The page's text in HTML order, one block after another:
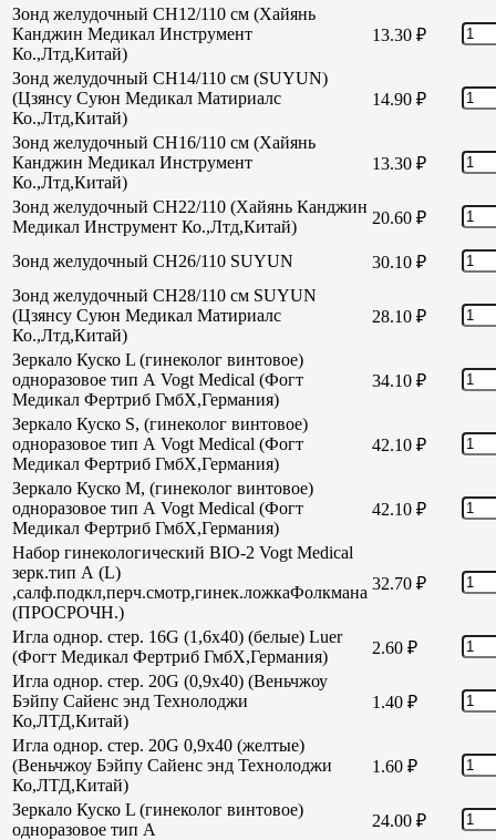
Зонд желудочный CH12/110 см (Хайянь
Канджин Медикал Инструмент
Ко.,Лтд,Китай)
13.30 ₽
Зонд желудочный CH14/110 см (SUYUN)
(Цзянсу Суюн Медикал Матириалс
Ко.,Лтд,Китай)
14.90 ₽
Зонд желудочный CH16/110 см (Хайянь
Канджин Медикал Инструмент
Ко.,Лтд,Китай)
13.30 ₽
Зонд желудочный СН22/110 (Хайянь Канджин
Медикал Инструмент Ко.,Лтд,Китай)
20.60 ₽
Зонд желудочный СН26/110 SUYUN 30.10 ₽
Зонд желудочный СН28/110 см SUYUN
(Цзянсу Суюн Медикал Матириалс
Ко.,Лтд,Китай)
28.10 ₽
Зеркало Куско L (гинеколог винтовое)
одноразовое тип А Vogt Medical (Фогт
Медикал Фертриб ГмбХ,Германия)
34.10 ₽
Зеркало Куско S, (гинеколог винтовое)
одноразовое тип А Vogt Medical (Фогт
Медикал Фертриб ГмбХ,Германия)
42.10 ₽
Зеркало Куско М, (гинеколог винтовое)
одноразовое тип А Vogt Medical (Фогт
Медикал Фертриб ГмбХ,Германия)
42.10 ₽
Набор гинекологический BIO-2 Vogt Medical
зерк.тип А (L)
,салф.подкл,перч.смотр,гинек.ложкаФолкмана
(ПРОСРОЧН.)
32.70 ₽
Игла однор. стер. 16G (1,6х40) (белые) Luer
(Фогт Медикал Фертриб ГмбХ,Германия)
2.60 ₽
Игла однор. стер. 20G (0,9х40) (Веньчжоу
Бэйпу Сайенс энд Технолоджи
Ко,ЛТД,Китай)
1.40 ₽
Игла однор. стер. 20G 0,9х40 (желтые)
(Веньчжоу Бэйпу Сайенс энд Технолоджи
Ко,ЛТД,Китай)
1.60 ₽
Зеркало Куско L (гинеколог винтовое)
одноразовое тип А
24.00 ₽